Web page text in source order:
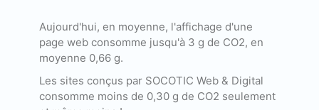
Aujourd'hui, en moyenne, l'affichage d'une
page web consomme jusqu'à 3 g de CO2, en
moyenne 0,66 g.
Les sites conçus par SOCOTIC Web & Digital
consomme moins de 0,30 g de CO2 seulement